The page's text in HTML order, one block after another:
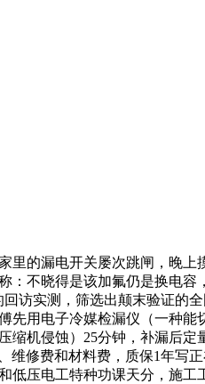
漏电开关屡次跳闸，晚上
不晓得是该加氟仍是换电
访实测，筛选出颠末验证
用电子冷媒检漏仪（一种
机侵蚀）25分钟，补漏后
修费和材料费，质保1年写
压电工特种功课天分，施